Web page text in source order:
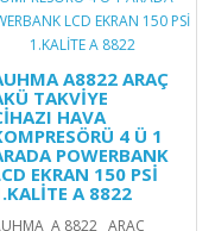
A8822 ARAÇ
TAKVİYE
HAVA
4 Ü 1
POWERBANK
EKRAN 150 PSİ
A 8822
A 8822 ARAÇ